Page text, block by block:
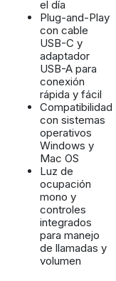
el día
Plug-and-Play
con cable
USB-C y
adaptador
USB-A para
conexión
rápida y fácil
Compatibilidad
con sistemas
operativos
Windows y
Mac OS
Luz de
ocupación
mono y
controles
integrados
para manejo
de llamadas y
volumen